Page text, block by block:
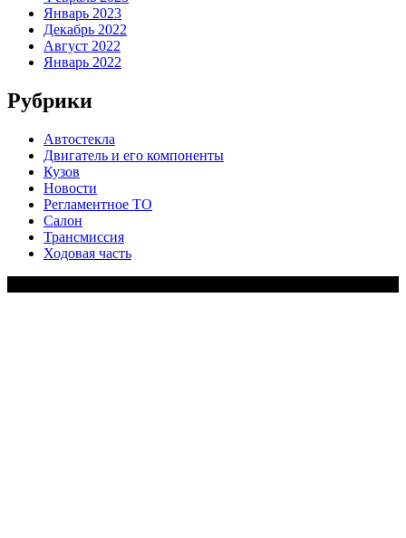
Январь 2023
Декабрь 2022
Август 2022
Январь 2022
Рубрики
Автостекла
Двигатель и его компоненты
Кузов
Новости
Регламентное ТО
Салон
Трансмиссия
Ходовая часть